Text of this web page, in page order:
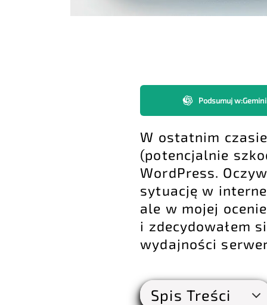
Podsumuj w:Gemini
W ostatnim
(potencjalnie
WordPress.
sytuację w
ale w mojej
i zdecydowałem
wydajności
Spis Treści